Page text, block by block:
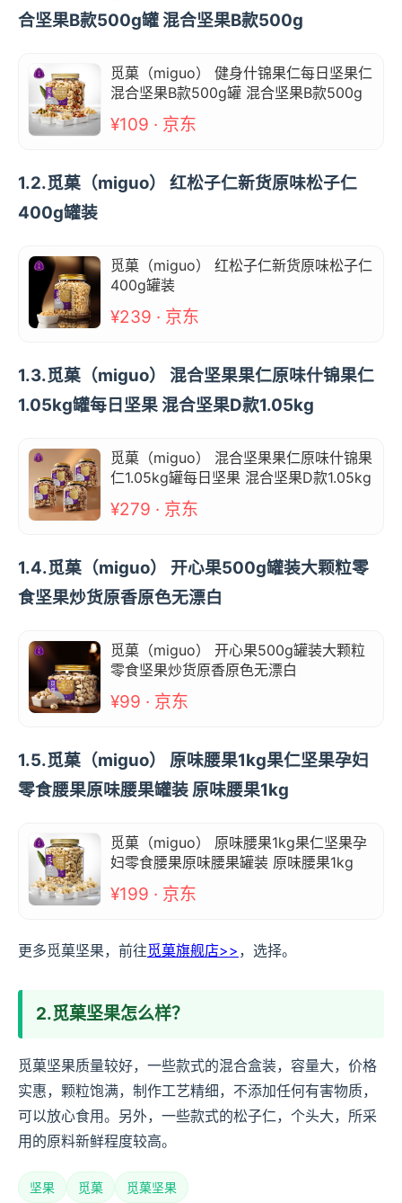
合坚果B款500g罐 混合坚果B款500g
觅菓（miguo） 健身什锦果仁每日坚果仁
混合坚果B款500g罐 混合坚果B款500g
¥109 · 京东
1.2.觅菓（miguo） 红松子仁新货原味松子仁
400g罐装
觅菓（miguo） 红松子仁新货原味松子仁
400g罐装
¥239 · 京东
1.3.觅菓（miguo） 混合坚果果仁原味什锦果仁
1.05kg罐每日坚果 混合坚果D款1.05kg
觅菓（miguo） 混合坚果果仁原味什锦果
仁1.05kg罐每日坚果 混合坚果D款1.05kg
¥279 · 京东
1.4.觅菓（miguo） 开心果500g罐装大颗粒零
食坚果炒货原香原色无漂白
觅菓（miguo） 开心果500g罐装大颗粒
零食坚果炒货原香原色无漂白
¥99 · 京东
1.5.觅菓（miguo） 原味腰果1kg果仁坚果孕妇
零食腰果原味腰果罐装 原味腰果1kg
觅菓（miguo） 原味腰果1kg果仁坚果孕
妇零食腰果原味腰果罐装 原味腰果1kg
¥199 · 京东
更多觅菓坚果，前往觅菓旗舰店>> ，选择。
2.觅菓坚果怎么样？
觅菓坚果质量较好，一些款式的混合盒装，容量大，价格
实惠，颗粒饱满，制作工艺精细，不添加任何有害物质，
可以放心食用。另外，一些款式的松子仁，个头大，所采
用的原料新鲜程度较高。
坚果 觅菓 觅菓坚果